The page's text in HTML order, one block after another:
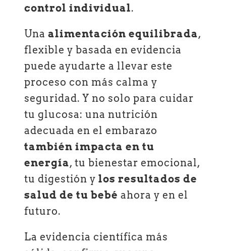
control individual.
Unaalimentación equilibrada,
flexible y basada en evidencia
puede ayudarte a llevar este
proceso con más calma y
seguridad. Y no solo para cuidar
tu glucosa: una nutrición
adecuada en el embarazo
también impacta en tu
energía, tu bienestar emocional,
tu digestión ylos resultados de
salud de tu bebé ahora y en el
futuro.
La evidencia científica más